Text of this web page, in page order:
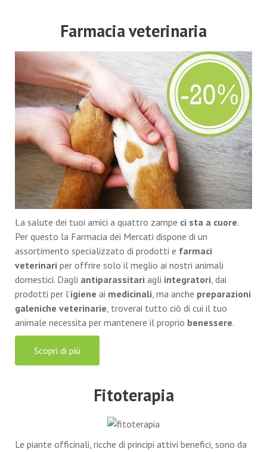
Farmacia veterinaria
La salute dei tuoi amici a quattro zampe ci sta a cuore.
Per questo la Farmacia dei Mercati dispone di un
assortimento specializzato di prodotti e farmaci
veterinari per offrire solo il meglio ai nostri animali
domestici. Dagli antiparassitari agli integratori, dai
prodotti per l’igiene ai medicinali, ma anche preparazioni
galeniche veterinarie, troverai tutto ciò di cui il tuo
animale necessita per mantenere il proprio benessere.
Scopri di più
Fitoterapia
Le piante officinali, ricche di principi attivi benefici, sono da